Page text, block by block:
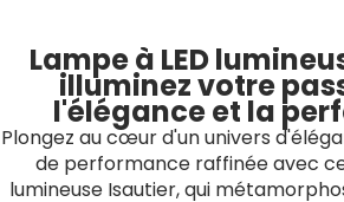
Lampe à LED
illuminez votre
l'élégance et la
Plongez au cœur d'un univers
de performance raffinée avec
lumineuse Isautier, qui